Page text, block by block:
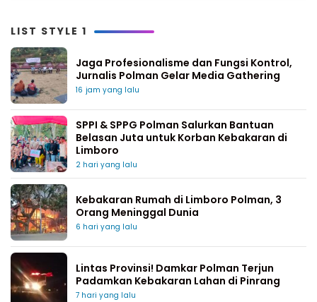
LIST STYLE 1
Jaga Profesionalisme dan Fungsi Kontrol,
Jurnalis Polman Gelar Media Gathering
16 jam yang lalu
SPPI & SPPG Polman Salurkan Bantuan
Belasan Juta untuk Korban Kebakaran di
Limboro
2 hari yang lalu
Kebakaran Rumah di Limboro Polman, 3
Orang Meninggal Dunia
6 hari yang lalu
Lintas Provinsi! Damkar Polman Terjun
Padamkan Kebakaran Lahan di Pinrang
7 hari yang lalu